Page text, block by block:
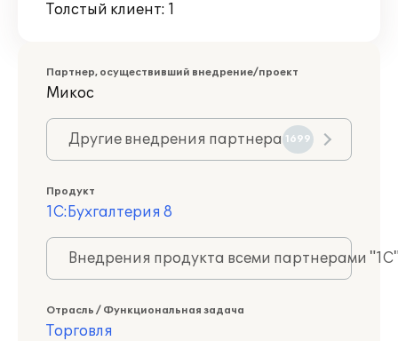
Толстый клиент: 1
Партнер, осуществивший внедрение/проект
Микос
Другие внедрения партнера 1699
Продукт
1С:Бухгалтерия 8
Внедрения продукта всеми партнерами
Отрасль / Функциональная задача
Торговля